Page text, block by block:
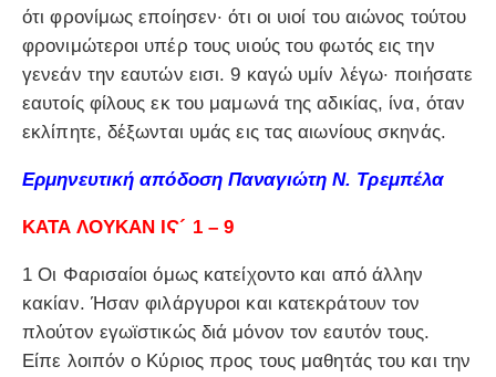
ότι φρονίμως εποίησεν· ότι οι υιοί του αιώνος τούτου
φρονιμώτεροι υπέρ τους υιούς του φωτός εις την
γενεάν την εαυτών εισι. 9 καγώ υμίν λέγω· ποιήσατε
εαυτοίς φίλους εκ του μαμωνά της αδικίας, ίνα, όταν
εκλίπητε, δέξωνται υμάς εις τας αιωνίους σκηνάς.
Ερμηνευτική απόδοση Παναγιώτη Ν. Τρεμπέλα
ΚΑΤΑ ΛΟΥΚΑΝ ΙϚ´ 1 – 9
1 Οι Φαρισαίοι όμως κατείχοντο και από άλλην
κακίαν. Ήσαν φιλάργυροι και κατεκράτουν τον
πλούτον εγωϊστικώς διά μόνον τον εαυτόν τους.
Είπε λοιπόν ο Κύριος προς τους μαθητάς του και την